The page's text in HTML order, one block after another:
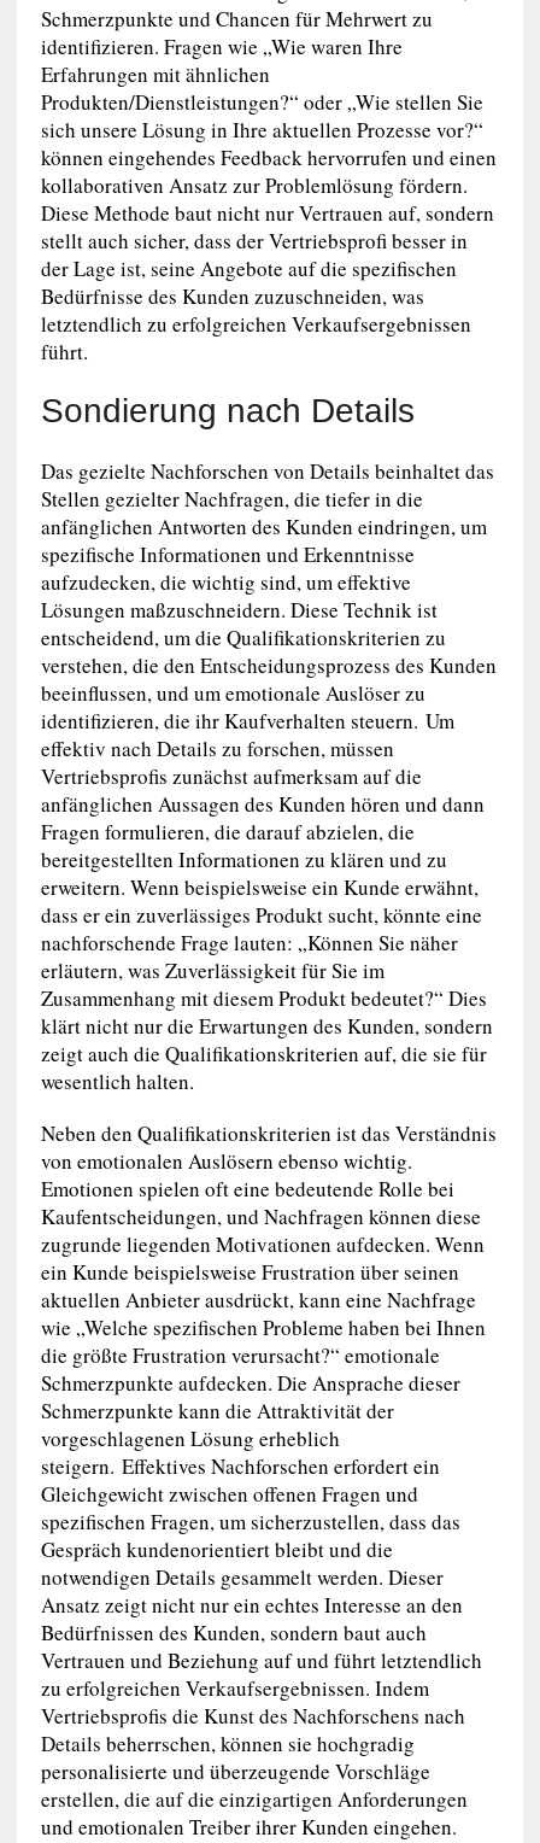
Schmerzpunkte und Chancen für Mehrwert zu
identifizieren. Fragen wie „Wie waren Ihre
Erfahrungen mit ähnlichen
Produkten/Dienstleistungen?“ oder „Wie stellen Sie
sich unsere Lösung in Ihre aktuellen Prozesse vor?“
können eingehendes Feedback hervorrufen und einen
kollaborativen Ansatz zur Problemlösung fördern.
Diese Methode baut nicht nur Vertrauen auf, sondern
stellt auch sicher, dass der Vertriebsprofi besser in
der Lage ist, seine Angebote auf die spezifischen
Bedürfnisse des Kunden zuzuschneiden, was
letztendlich zu erfolgreichen Verkaufsergebnissen
führt.
Sondierung nach Details
Das gezielte Nachforschen von Details beinhaltet das
Stellen gezielter Nachfragen, die tiefer in die
anfänglichen Antworten des Kunden eindringen, um
spezifische Informationen und Erkenntnisse
aufzudecken, die wichtig sind, um effektive
Lösungen maßzuschneidern. Diese Technik ist
entscheidend, um die Qualifikationskriterien zu
verstehen, die den Entscheidungsprozess des Kunden
beeinflussen, und um emotionale Auslöser zu
identifizieren, die ihr Kaufverhalten steuern. Um
effektiv nach Details zu forschen, müssen
Vertriebsprofis zunächst aufmerksam auf die
anfänglichen Aussagen des Kunden hören und dann
Fragen formulieren, die darauf abzielen, die
bereitgestellten Informationen zu klären und zu
erweitern. Wenn beispielsweise ein Kunde erwähnt,
dass er ein zuverlässiges Produkt sucht, könnte eine
nachforschende Frage lauten: „Können Sie näher
erläutern, was Zuverlässigkeit für Sie im
Zusammenhang mit diesem Produkt bedeutet?“ Dies
klärt nicht nur die Erwartungen des Kunden, sondern
zeigt auch die Qualifikationskriterien auf, die sie für
wesentlich halten.
Neben den Qualifikationskriterien ist das Verständnis
von emotionalen Auslösern ebenso wichtig.
Emotionen spielen oft eine bedeutende Rolle bei
Kaufentscheidungen, und Nachfragen können diese
zugrunde liegenden Motivationen aufdecken. Wenn
ein Kunde beispielsweise Frustration über seinen
aktuellen Anbieter ausdrückt, kann eine Nachfrage
wie „Welche spezifischen Probleme haben bei Ihnen
die größte Frustration verursacht?“ emotionale
Schmerzpunkte aufdecken. Die Ansprache dieser
Schmerzpunkte kann die Attraktivität der
vorgeschlagenen Lösung erheblich
steigern. Effektives Nachforschen erfordert ein
Gleichgewicht zwischen offenen Fragen und
spezifischen Fragen, um sicherzustellen, dass das
Gespräch kundenorientiert bleibt und die
notwendigen Details gesammelt werden. Dieser
Ansatz zeigt nicht nur ein echtes Interesse an den
Bedürfnissen des Kunden, sondern baut auch
Vertrauen und Beziehung auf und führt letztendlich
zu erfolgreichen Verkaufsergebnissen. Indem
Vertriebsprofis die Kunst des Nachforschens nach
Details beherrschen, können sie hochgradig
personalisierte und überzeugende Vorschläge
erstellen, die auf die einzigartigen Anforderungen
und emotionalen Treiber ihrer Kunden eingehen.